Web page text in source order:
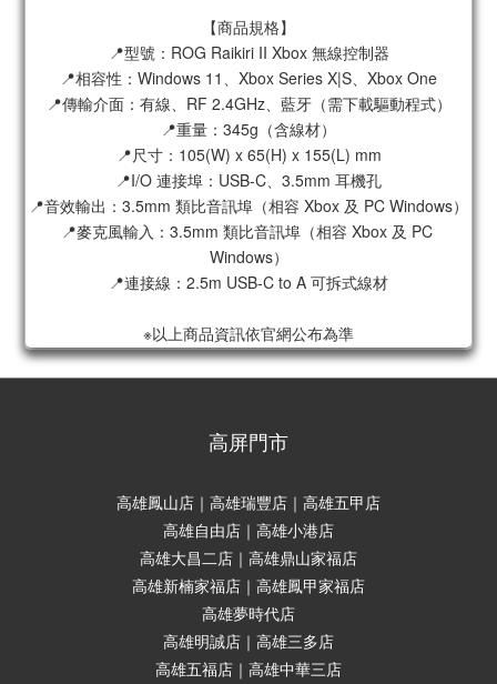
【商品規格】
📍型號：ROG Raikiri II Xbox 無線控制器
📍相容性：Windows 11、Xbox Series X|S、Xbox One
📍傳輸介面：有線、RF 2.4GHz、藍牙（需下載驅動程式）
📍重量：345g（含線材）
📍尺寸：105(W) x 65(H) x 155(L) mm
📍I/O 連接埠：USB-C、3.5mm 耳機孔
📍音效輸出：3.5mm 類比音訊埠（相容 Xbox 及 PC Windows）
📍麥克風輸入：3.5mm 類比音訊埠（相容 Xbox 及 PC
Windows）
📍連接線：2.5m USB-C to A 可拆式線材
※以上商品資訊依官網公布為準
高屏門市
高雄鳳山店｜高雄瑞豐店｜高雄五甲店
高雄自由店｜高雄小港店
高雄大昌二店｜高雄鼎山家福店
高雄新楠家福店｜高雄鳳甲家福店
高雄夢時代店
高雄明誠店｜高雄三多店
高雄五福店｜高雄中華三店